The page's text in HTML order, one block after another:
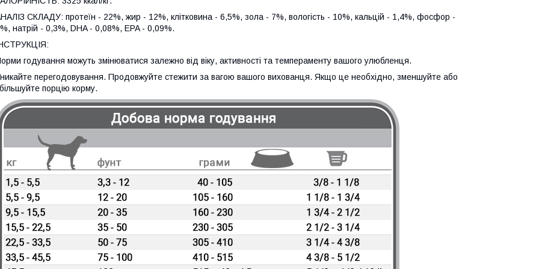
СКЛАДУ: протеїн - 22%, жир - 12%, клітковина - 6,5%, зола - 7%, вологість - 10%, кальцій - 1,4%, фосфор -
натрій - 0,3%, DHA - 0,08%, EPA - 0,09%.
годування можуть змінюватися залежно від віку, активності та темпераменту вашого улюбленця.
перегодовування. Продовжуйте стежити за вагою вашого вихованця. Якщо це необхідно, зменшуйте або
порцію корму.